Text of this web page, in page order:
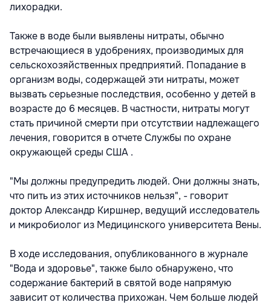
лихорадки.
Также в воде были выявлены нитраты, обычно
встречающиеся в удобрениях, производимых для
сельскохозяйственных предприятий. Попадание в
организм воды, содержащей эти нитраты, может
вызвать серьезные последствия, особенно у детей в
возрасте до 6 месяцев. В частности, нитраты могут
стать причиной смерти при отсутствии надлежащего
лечения, говорится в отчете Службы по охране
окружающей среды США .
"Мы должны предупредить людей. Они должны знать,
что пить из этих источников нельзя", - говорит
доктор Александр Киршнер, ведущий исследователь
и микробиолог из Медицинского университета Вены.
В ходе исследования, опубликованного в журнале
"Вода и здоровье", также было обнаружено, что
содержание бактерий в святой воде напрямую
зависит от количества прихожан. Чем больше людей